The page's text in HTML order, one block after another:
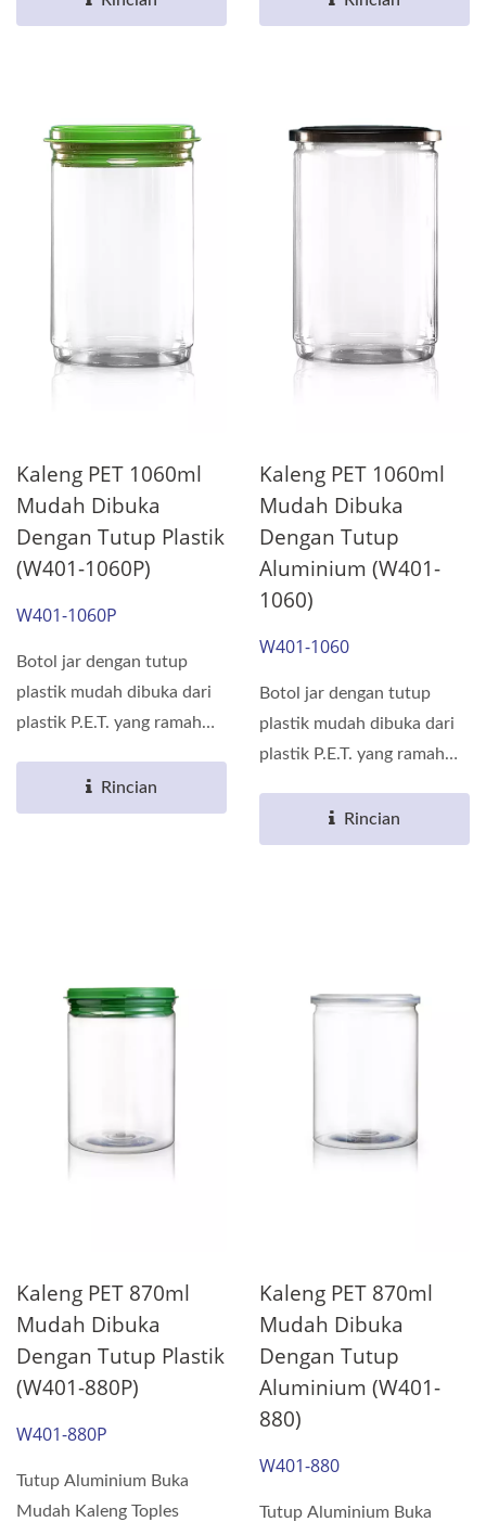
Kaleng PET 1060ml
Mudah Dibuka
Dengan Tutup Plastik
(W401-1060P)
W401-1060P
Botol jar dengan tutup
plastik mudah dibuka dari
plastik P.E.T. yang ramah
Rincian
Kaleng PET 1060ml
Mudah Dibuka
Dengan Tutup
Aluminium (W401-
1060)
W401-1060
Botol jar dengan tutup
plastik mudah dibuka dari
plastik P.E.T. yang ramah
Rincian
Kaleng PET 870ml
Mudah Dibuka
Dengan Tutup Plastik
(W401-880P)
W401-880P
Tutup Aluminium Buka
Mudah Kaleng Toples
Kaleng PET 870ml
Mudah Dibuka
Dengan Tutup
Aluminium (W401-
880)
W401-880
Tutup Aluminium Buka